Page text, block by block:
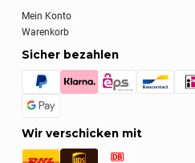
Mein Konto
Warenkorb
Sicher bezahlen
Wir verschicken mit